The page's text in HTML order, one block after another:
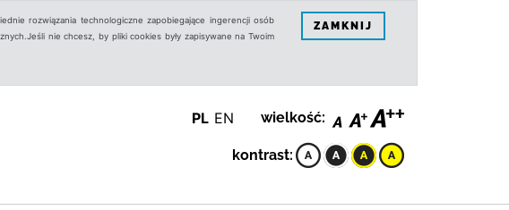
rozwiązania technologiczne zapobiegające ingerencji osób
nie chcesz, by pliki cookies były zapisywane na Twoim
ZAMKNIJ
PL EN wielkość:
kontrast: